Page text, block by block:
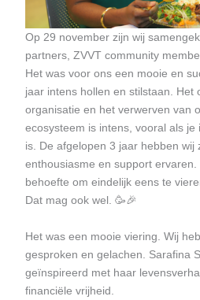
Op 29 november zijn wij
partners, ZVVT community
Het was voor ons een mooie en
jaar intens hollen en stilstaan. Het
organisatie en het verwerven van
ecosysteem is intens, vooral als
is. De afgelopen 3 jaar hebben wij
enthousiasme en support
behoefte om eindelijk eens te
Dat mag ook wel. 🥳🎉
Het was een mooie viering. Wij
gesproken en gelachen. Sarafina
geïnspireerd met haar
financiële vrijheid.